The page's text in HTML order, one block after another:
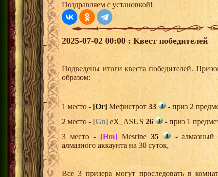
Поздравляем с установкой!
2025-07-02 00:00 : Квест победителей
Подведены итоги квеста победителей.
образом:
1 место - [Or] Мефистрот 33
- приз 2
2 место - [Gn] eX_ASUS 26
- приз 1
3 место -[Hm]Mesrine 35
- алмазный
алмазного аккаунта на 30 суток,
Все 3 призера могут проследовать в